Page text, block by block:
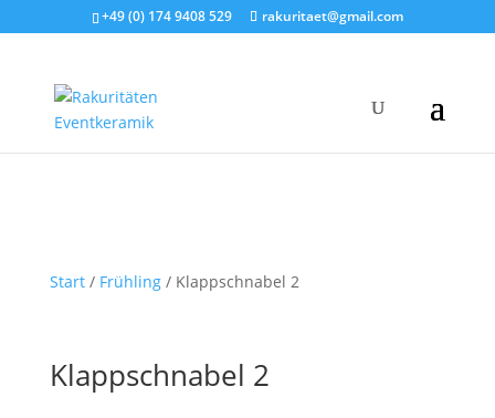
+49 (0) 174 9408 529 rakuritaet@gmail.com
Start/ Frühling/ Klappschnabel 2
Klappschnabel 2